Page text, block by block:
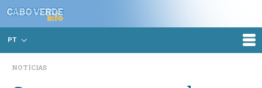
PT
NOTÍCIAS